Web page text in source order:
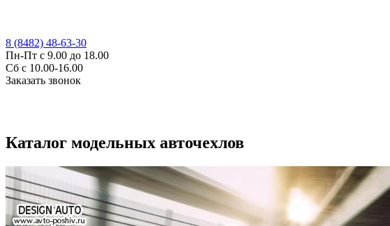
8 (8482) 48-63-30
Пн-Пт с 9.00 до 18.00
Сб с 10.00-16.00
Заказать звонок
Каталог модельных авточехлов